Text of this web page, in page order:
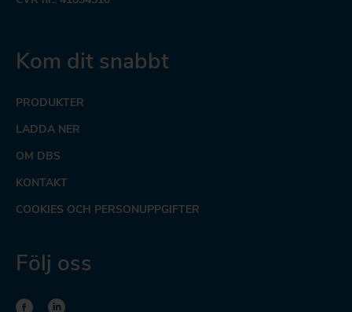
Kom dit snabbt
PRODUKTER
LADDA NER
OM DBS
KONTAKT
COOKIES OCH PERSONUPPGIFTER
Följ oss